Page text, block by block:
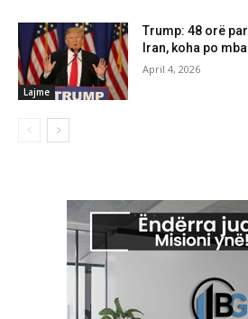
Lajme
Trump: 48 orë
Iran, koha po
April 4, 2026